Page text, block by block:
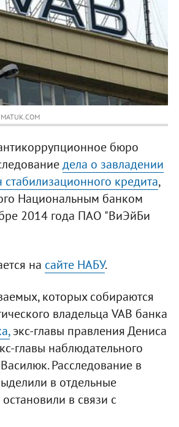
бюро
дела о завладении
кредита,
Национальным банком
2014 года ПАО "ВиЭйБи
на сайте НАБУ.
которых собираются
владельца VAB банка
экс-главы правления Дениса
главы наблюдательного
Расследование в
в отдельные
в связи с